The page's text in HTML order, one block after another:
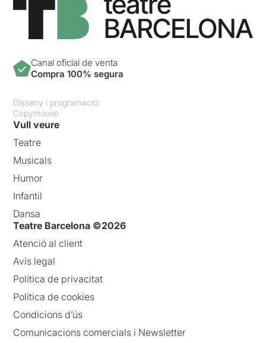
Canal oficial de venta
Compra 100% segura
Disseny i programació:
Copymouse
Vull veure
Teatre
Musicals
Humor
Infantil
Dansa
Teatre Barcelona ©2026
Atenció al client
Avís legal
Política de privacitat
Política de cookies
Condicions d’ús
Comunicacions comercials i Newsletter